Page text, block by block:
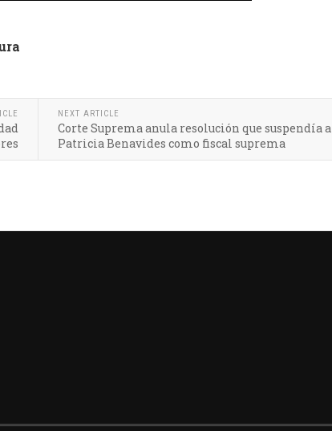
NEXT ARTICLE
Corte Suprema anula resolución que suspendía a
Patricia Benavides como fiscal suprema